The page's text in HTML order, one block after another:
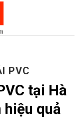
PVC
tại Hà
hiệu quả